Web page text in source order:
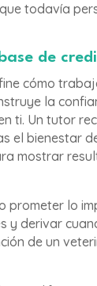
todavía
de
cómo
la
ti. Un tutor
el bienestar
mostrar
prometer lo
y derivar
de un